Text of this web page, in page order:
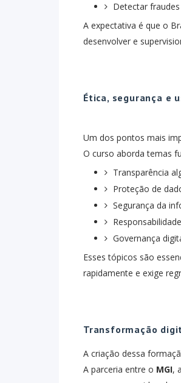
Detectar
A expectativa é que o
desenvolver e
Ética, segurança e
Um dos pontos mais
O curso aborda temas
Transparência
Proteção de
Segurança da
Governança
Esses tópicos são
rapidamente e exige
Transformação
A criação dessa
A parceria entre o MGI, a